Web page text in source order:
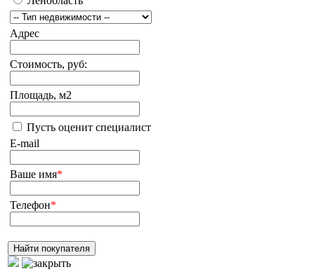
Адрес
Стоимость, руб:
Площадь, м2
Пусть оценит специалист
E-mail
Ваше имя*
Телефон*